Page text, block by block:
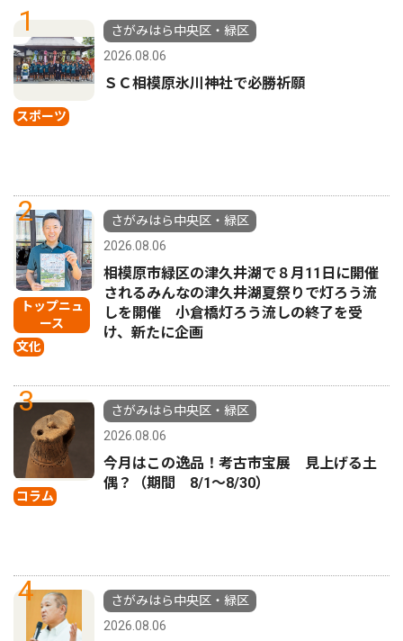
1
スポーツ
さがみはら中央区・緑区
2026.08.06
ＳＣ相模原氷川神社で必勝祈願
2
トップニュ
ース
文化
さがみはら中央区・緑区
2026.08.06
相模原市緑区の津久井湖で８月11日に開催
されるみんなの津久井湖夏祭りで灯ろう流
しを開催 小倉橋灯ろう流しの終了を受
け、新たに企画
3
コラム
さがみはら中央区・緑区
2026.08.06
今月はこの逸品！考古市宝展 見上げる土
偶？（期間 8/1〜8/30）
4
さがみはら中央区・緑区
2026.08.06